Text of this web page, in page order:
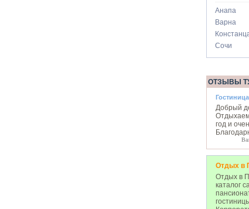
Анапа
Варна
Сочи
ОТЗЫВЫ
Добрый
год и
Отдых в
Отдых в
каталог